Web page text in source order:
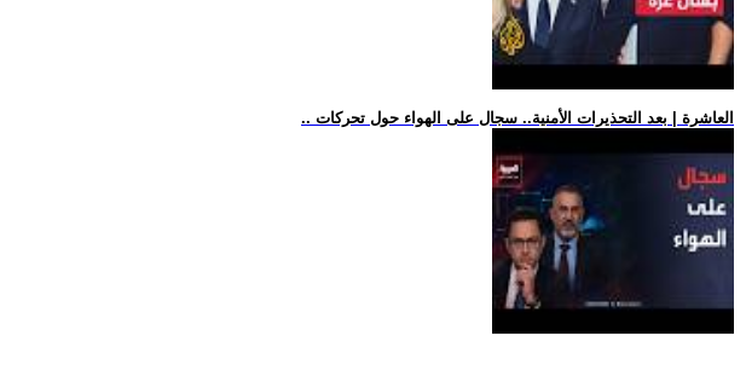
.. العاشرة | بعد التحذيرات الأمنية.. سجال على الهواء حول تحركات